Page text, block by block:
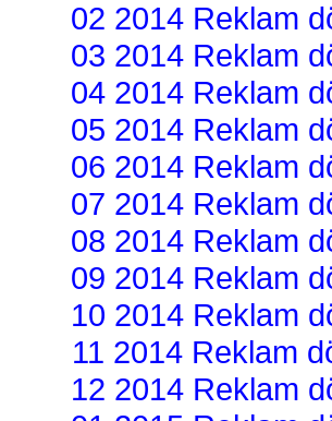
02 2014 Reklam
03 2014 Reklam
04 2014 Reklam
05 2014 Reklam
06 2014 Reklam
07 2014 Reklam
08 2014 Reklam
09 2014 Reklam
10 2014 Reklam
11 2014 Reklam
12 2014 Reklam